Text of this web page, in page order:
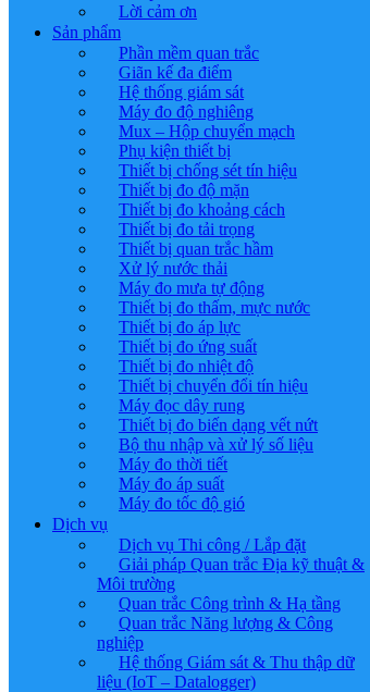
Lời cảm ơn
Sản phẩm
Phần mềm quan trắc
Giãn kế đa điểm
Hệ thống giám sát
Máy đo độ nghiêng
Mux – Hộp chuyển mạch
Phụ kiện thiết bị
Thiết bị chống sét tín hiệu
Thiết bị đo độ mặn
Thiết bị đo khoảng cách
Thiết bị đo tải trọng
Thiết bị quan trắc hầm
Xử lý nước thải
Máy đo mưa tự động
Thiết bị đo thấm, mực nước
Thiết bị đo áp lực
Thiết bị đo ứng suất
Thiết bị đo nhiệt độ
Thiết bị chuyển đổi tín hiệu
Máy đọc dây rung
Thiết bị đo biến dạng vết nứt
Bộ thu nhập và xử lý số liệu
Máy đo thời tiết
Máy đo áp suất
Máy đo tốc độ gió
Dịch vụ
Dịch vụ Thi công / Lắp đặt
Giải pháp Quan trắc Địa kỹ thuật &
Môi trường
Quan trắc Công trình & Hạ tầng
Quan trắc Năng lượng & Công
nghiệp
Hệ thống Giám sát & Thu thập dữ
liệu (IoT – Datalogger)